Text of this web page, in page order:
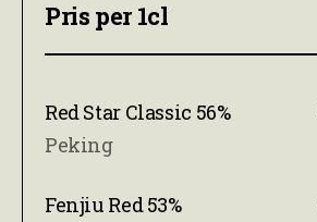
Pris per 1cl
Red Star Classic 56%
Peking
Fenjiu Red 53%